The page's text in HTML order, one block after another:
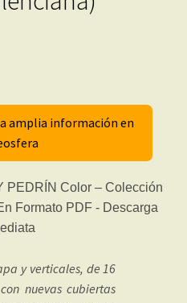
amplia información en
y verticales, de 16
nuevas cubiertas